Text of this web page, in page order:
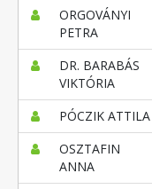
ORGOVÁNYI
PETRA
DR. BARABÁS
VIKTÓRIA
PÓCZIK ATTILA
OSZTAFIN
ANNA